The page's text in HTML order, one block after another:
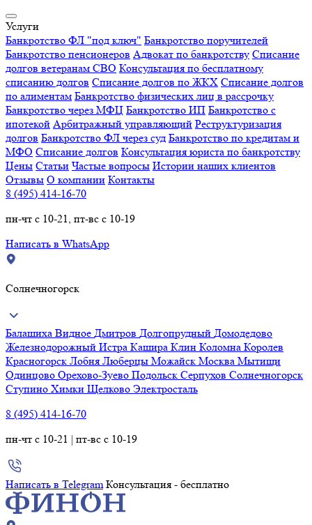
Услуги
Банкротство ФЛ "под ключ" Банкротство поручителей
Банкротство пенсионеров Адвокат по банкротству Списание
долгов ветеранам СВО Консультация по бесплатному
списанию долгов Списание долгов по ЖКХ Списание долгов
по алиментам Банкротство физических лиц в рассрочку
Банкротство через МФЦ Банкротство ИП Банкротство с
ипотекой Арбитражный управляющий Реструктуризация
долгов Банкротство ФЛ через суд Банкротство по кредитам и
МФО Списание долгов Консультация юриста по банкротству
Цены Статьи Частые вопросы Истории наших клиентов
Отзывы О компании Контакты
8 (495) 414-16-70
пн-чт с 10-21, пт-вс с 10-19
Написать в WhatsApp
Солнечногорск
Балашиха Видное Дмитров Долгопрудный Домодедово
Железнодорожный Истра Кашира Клин Коломна Королев
Красногорск Лобня Люберцы Можайск Москва Мытищи
Одинцово Орехово-Зуево Подольск Серпухов Солнечногорск
Ступино Химки Щелково Электросталь
8 (495) 414-16-70
пн-чт с 10-21 | пт-вс с 10-19
Написать в Telegram Консультация - бесплатно